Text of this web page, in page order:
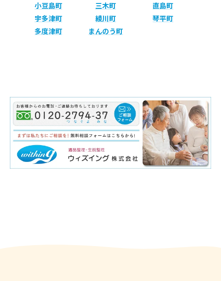
小豆島町
三木町
直島町
宇多津町
綾川町
琴平町
多度津町
まんのう町